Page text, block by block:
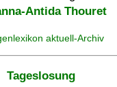
Antida Thouret
aktuell-Archiv
Tageslosung